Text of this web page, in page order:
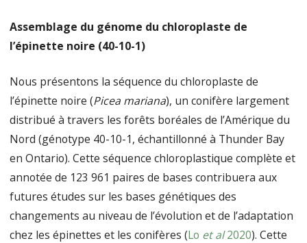
Assemblage du génome du chloroplaste de
l’épinette noire (40-10-1)
Nous présentons la séquence du chloroplaste de
l’épinette noire (Picea mariana), un conifère largement
distribué à travers les forêts boréales de l’Amérique du
Nord (génotype 40-10-1, échantillonné à Thunder Bay
en Ontario). Cette séquence chloroplastique complète et
annotée de 123 961 paires de bases contribuera aux
futures études sur les bases génétiques des
changements au niveau de l’évolution et de l’adaptation
chez les épinettes et les conifères (Lo et al2020). Cette